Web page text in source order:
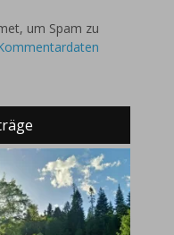
um Spam zu